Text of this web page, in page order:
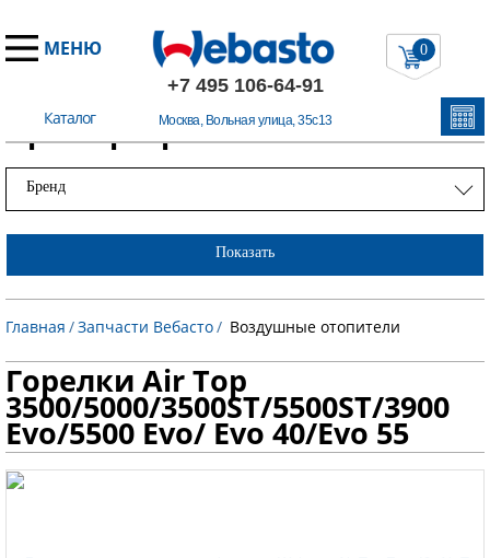
МЕНЮ
+7 495 106-64-91
Москва, Вольная улица, 35с13
Каталог
0
Примеры работ
Бренд
Показать
Главная /Запчасти Вебасто/ Воздушные отопители
Горелки Air Top
3500/5000/3500ST/5500ST/3900
Evo/5500 Evo/ Evo 40/Evo 55